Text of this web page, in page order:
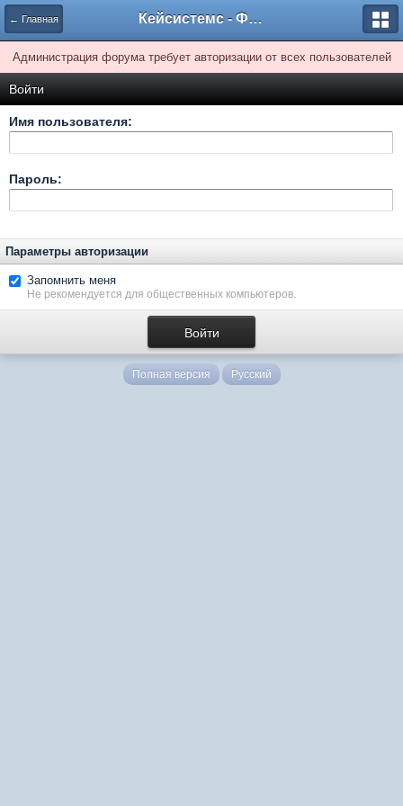
← Главная Кейсистемс - Форумы
Администрация форума требует авторизации от всех пользователей
Войти
Имя пользователя:
Пароль:
Параметры авторизации
Запомнить меня
Не рекомендуется для общественных компьютеров.
Полная версия Русский